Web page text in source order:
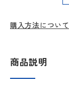
購入方法について
商品説明